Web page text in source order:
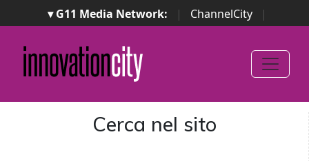
▾ G11 Media Network: | ChannelCity
|
ImpresaCity | SecurityOpenLab | Italian Channel
Awards
Italian Project Awards
Italian Security
Awards
Cerca nel sito